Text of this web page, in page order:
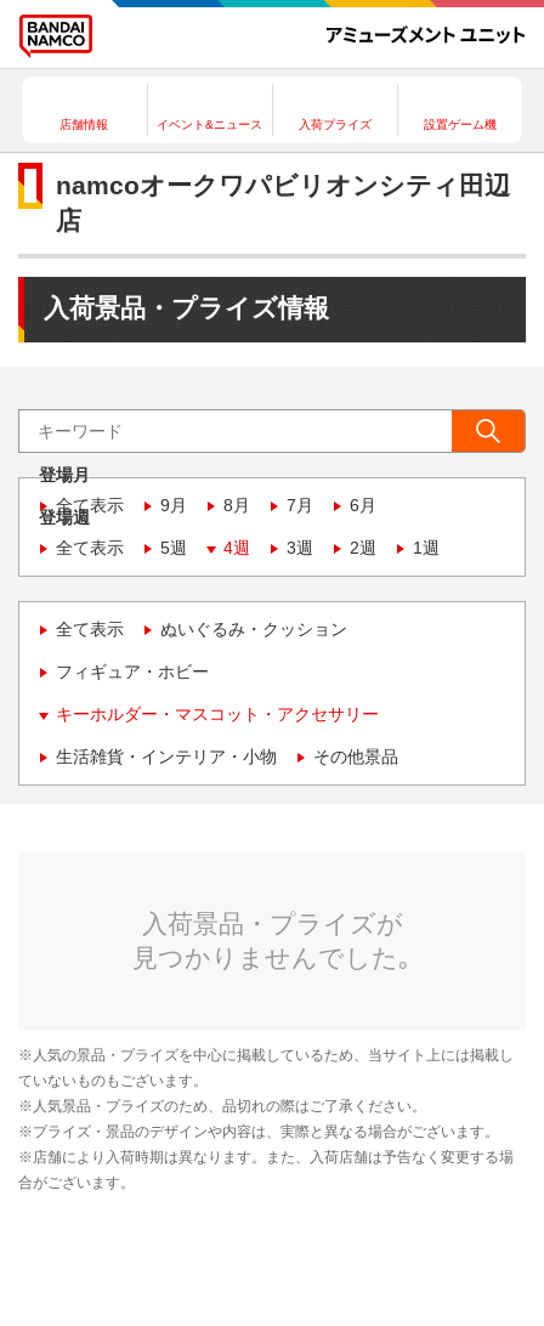
店舗情報 イベント&ニュース 入荷プライズ 設置ゲーム機
namcoオークワパビリオンシティ田辺
店
入荷景品・プライズ情報
登場月
全て表示
9月 8月 7月 6月
登場週
全て表示
5週 4週 3週 2週 1週
全て表示 ぬいぐるみ・クッション
フィギュア・ホビー
キーホルダー・マスコット・アクセサリー
生活雑貨・インテリア・小物 その他景品